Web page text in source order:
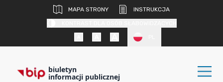
MAPA STRONY
INSTRUKCJA
biuletyn
informacji publicznej